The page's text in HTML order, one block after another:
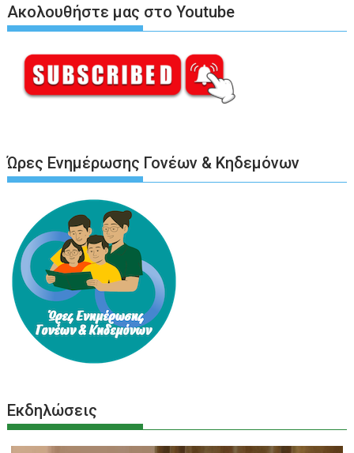
Ακολουθήστε μας στο Youtube
Ώρες Ενημέρωσης Γονέων & Κηδεμόνων
Εκδηλώσεις